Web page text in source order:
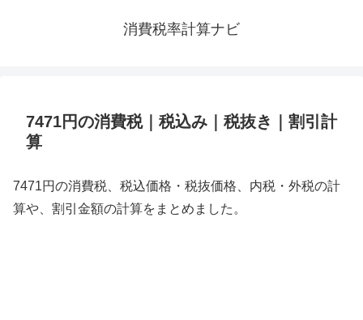
消費税率計算ナビ
7471円の消費税｜税込み｜税抜き｜割引計
算
7471円の消費税、税込価格・税抜価格、内税・外税の計
算や、割引金額の計算をまとめました。